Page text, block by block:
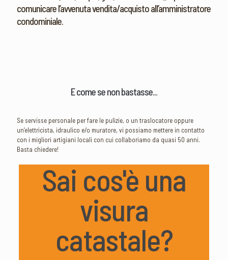
comunicare l’avvenuta vendita/acquisto all’amministratore
condominiale.
E come se non bastasse...
Se servisse personale per fare le pulizie, o un traslocatore oppure
un’elettricista, idraulico e/o muratore, vi possiamo mettere in contatto
con i migliori artigiani locali con cui collaboriamo da quasi 50 anni.
Basta chiedere!
Sai cos'è una
visura
catastale?